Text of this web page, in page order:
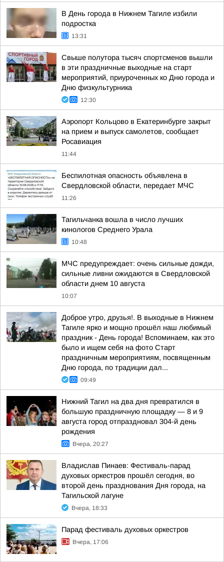
В День города в Нижнем Тагиле избили
подростка
13:31
Свыше полутора тысяч спортсменов вышли
в эти праздничные выходные на старт
мероприятий, приуроченных ко Дню города и
Дню физкультурника
12:30
Аэропорт Кольцово в Екатеринбурге закрыт
на прием и выпуск самолетов, сообщает
Росавиация
11:44
Беспилотная опасность объявлена в
Свердловской области, передает МЧС
11:26
Тагильчанка вошла в число лучших
кинологов Среднего Урала
10:48
МЧС предупреждает: очень сильные дожди,
сильные ливни ожидаются в Свердловской
области днем 10 августа
10:07
Доброе утро, друзья!. В выходные в Нижнем
Тагиле ярко и мощно прошёл наш любимый
праздник - День города! Вспоминаем, как это
было и ищем себя на фото Cтарт
праздничным мероприятиям, посвященным
Дню города, по традиции дал...
09:49
Нижний Тагил на два дня превратился в
большую праздничную площадку — 8 и 9
августа город отпраздновал 304-й день
рождения
Вчера, 20:27
Владислав Пинаев: Фестиваль-парад
духовых оркестров прошёл сегодня, во
второй день празднования Дня города, на
Тагильской лагуне
Вчера, 18:33
Парад фестиваль духовых оркестров
Вчера, 17:06